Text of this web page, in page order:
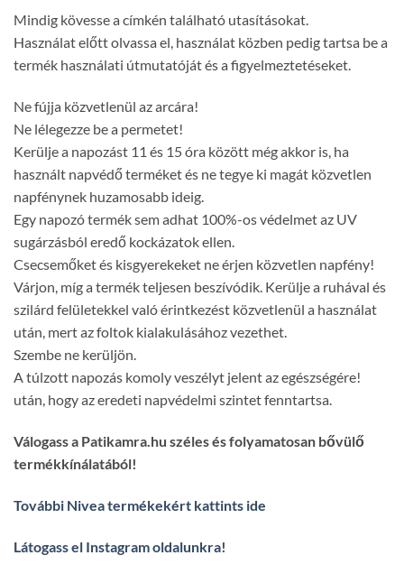
Mindig kövesse a címkén található utasításokat.
Használat előtt olvassa el, használat közben pedig tartsa be a
termék használati útmutatóját és a figyelmeztetéseket.
Ne fújja közvetlenül az arcára!
Ne lélegezze be a permetet!
Kerülje a napozást 11 és 15 óra között még akkor is, ha
használt napvédő terméket és ne tegye ki magát közvetlen
napfénynek huzamosabb ideig.
Egy napozó termék sem adhat 100%-os védelmet az UV
sugárzásból eredő kockázatok ellen.
Csecsemőket és kisgyerekeket ne érjen közvetlen napfény!
Várjon, míg a termék teljesen beszívódik. Kerülje a ruhával és
szilárd felületekkel való érintkezést közvetlenül a használat
után, mert az foltok kialakulásához vezethet.
Szembe ne kerüljön.
A túlzott napozás komoly veszélyt jelent az egészségére!
után, hogy az eredeti napvédelmi szintet fenntartsa.
Válogass a Patikamra.hu széles és folyamatosan bővülő
termékkínálatából!
További Nivea termékekért kattints ide
Látogass el Instagram oldalunkra!